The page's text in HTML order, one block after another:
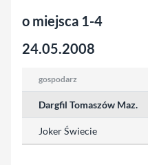
o miejsca 1-4
24.05.2008
gospodarz
Dargfil Tomaszów Maz.
Joker Świecie